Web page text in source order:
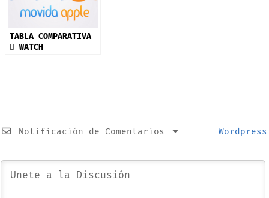
TABLA COMPARATIVA
 WATCH
Notificación de Comentarios Wordpress